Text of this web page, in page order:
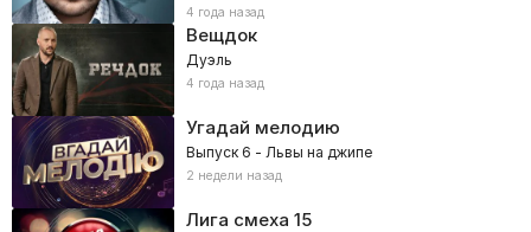
4 года назад
Вещдок
Дуэль
4 года назад
Угадай мелодию
Выпуск 6 - Львы на джипе
2 недели назад
Лига смеха 15